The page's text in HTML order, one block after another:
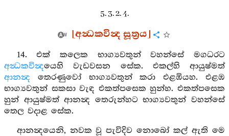
5. 3. 2. 4.
[අන්‍ධකවින්‍ද සූත්‍රය]
14. එක් කලෙක භාග්‍යවතුන් වහන්සේ මගධරට
අන්‍ධකවින්‍දයෙහි වැඩවසන සේක. එකල්හි ආයුෂ්මත්
ආනන්‍ද තෙරණුවෝ භාග්‍යවතුන් කරා එළඹියහ. එළඹ
භාග්‍යවතුන් සකසා වැඳ එකත්පසෙක හුන්හ. එකත්පසෙක
හුන් ආයුෂ්මත් ආනන්‍ද තෙරුන්හට භාග්‍යවතුන් වහන්සේ
තෙල වදාළ සේක.
ආනන්‍දයෙනි, නවක වූ පැවිදිව නොබෝ කල් ඇති මෙ